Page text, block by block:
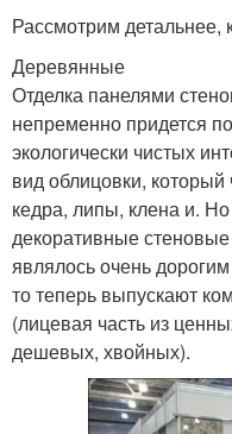
Рассмотрим детальнее,
Деревянные
Отделка панелями
непременно придется
экологически чистых
вид облицовки,
кедра, липы, клена и.
декоративные
являлось очень
то теперь выпускают
(лицевая часть из
дешевых, хвойных).